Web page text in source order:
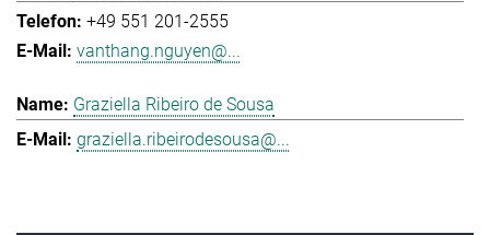
+49 551 201-2555
vanthang.nguyen@...
Graziella Ribeiro de Sousa
graziella.ribeirodesousa@...